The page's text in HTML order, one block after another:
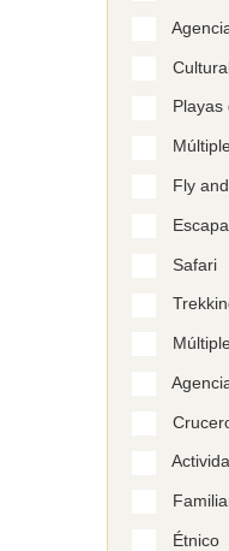
Playas
Fly
Safari
Étnico